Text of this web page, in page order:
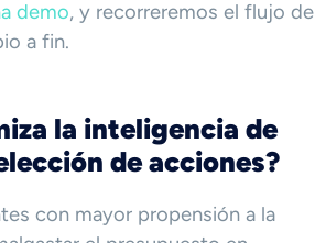
demo, y recorreremos el flujo de
a fin.
la inteligencia de
de acciones?
con mayor propensión a la